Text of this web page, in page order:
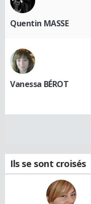
Quentin MASSE
Vanessa BÉROT
Ils se sont croisés